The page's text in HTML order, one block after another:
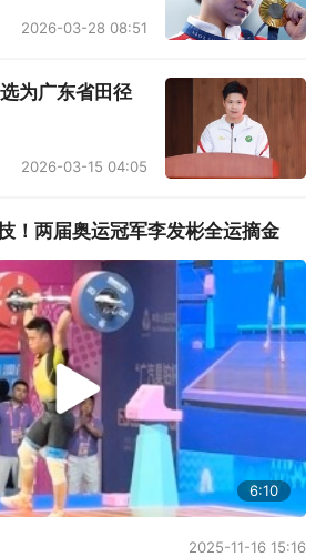
运的时期。如果说奥运有意义
2026-03-28 08:51
为广东省田径
2026-03-15 04:05
！两届奥运冠军李发彬全运摘金
6:10
2025-11-16 15:16